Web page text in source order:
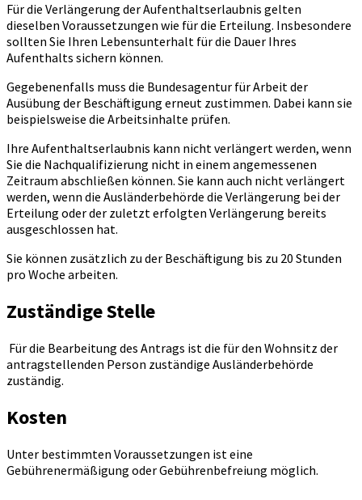
Für die Verlängerung der Aufenthaltserlaubnis gelten
dieselben Voraussetzungen wie für die Erteilung. Insbesondere
sollten Sie Ihren Lebensunterhalt für die Dauer Ihres
Aufenthalts sichern können.
Gegebenenfalls muss die Bundesagentur für Arbeit der
Ausübung der Beschäftigung erneut zustimmen. Dabei kann sie
beispielsweise die Arbeitsinhalte prüfen.
Ihre Aufenthaltserlaubnis kann nicht verlängert werden, wenn
Sie die Nachqualifizierung nicht in einem angemessenen
Zeitraum abschließen können. Sie kann auch nicht verlängert
werden, wenn die Ausländerbehörde die Verlängerung bei der
Erteilung oder der zuletzt erfolgten Verlängerung bereits
ausgeschlossen hat.
Sie können zusätzlich zu der Beschäftigung bis zu 20 Stunden
pro Woche arbeiten.
Zuständige Stelle
Für die Bearbeitung des Antrags ist die für den Wohnsitz der
antragstellenden Person zuständige Ausländerbehörde
zuständig.
Kosten
Unter bestimmten Voraussetzungen ist eine
Gebührenermäßigung oder Gebührenbefreiung möglich.